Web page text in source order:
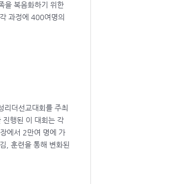
을 복음화하기 위한
과정에 400여명의
더선교대회를 주최
행된 이 대회는 각
에서 2만여 명에 가
, 훈련을 통해 변화된